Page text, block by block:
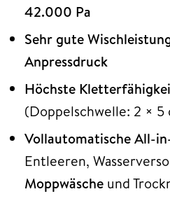
42.000 Pa
Sehr gute
Anpressdruck
Höchste
(Doppelschwelle: 2 × 5
Vollautomatische All-
Entleeren,
Moppwäsche und